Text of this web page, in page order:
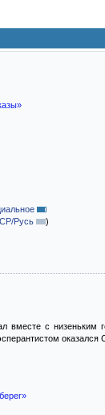
Русь
)
вместе с
оказался